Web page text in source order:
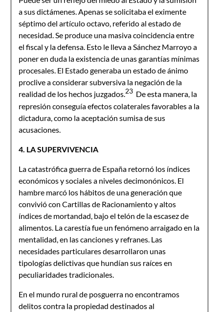
a sus dictámenes. Apenas se solicitaba el eximente
séptimo del artículo octavo, referido al estado de
necesidad. Se produce una masiva coincidencia entre
el fiscal y la defensa. Esto le lleva a Sánchez Marroyo a
poner en duda la existencia de unas garantías mínimas
procesales. El Estado generaba un estado de ánimo
proclive a considerar subversiva la negación de la
realidad de los hechos juzgados.23 De esta manera, la
represión conseguía efectos colaterales favorables a la
dictadura, como la aceptación sumisa de sus
acusaciones.
4. LA SUPERVIVENCIA
La catastrófica guerra de España retornó los índices
económicos y sociales a niveles decimonónicos. El
hambre marcó los hábitos de una generación que
convivió con Cartillas de Racionamiento y altos
índices de mortandad, bajo el telón de la escasez de
alimentos. La carestía fue un fenómeno arraigado en la
mentalidad, en las canciones y refranes. Las
necesidades particulares desarrollaron unas
tipologías delictivas que hundían sus raíces en
peculiaridades tradicionales.
En el mundo rural de posguerra no encontramos
delitos contra la propiedad destinados al